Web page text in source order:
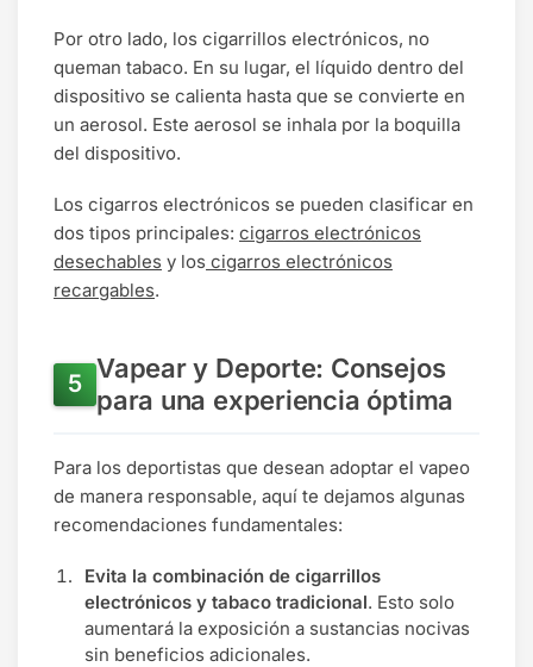
Por otro lado, los cigarrillos electrónicos, no
queman tabaco. En su lugar, el líquido dentro del
dispositivo se calienta hasta que se convierte en
un aerosol. Este aerosol se inhala por la boquilla
del dispositivo.
Los cigarros electrónicos se pueden clasificar en
dos tipos principales: cigarros electrónicos
desechables y los cigarros electrónicos
recargables.
Vapear y Deporte: Consejos
para una experiencia óptima
Para los deportistas que desean adoptar el vapeo
de manera responsable, aquí te dejamos algunas
recomendaciones fundamentales:
Evita la combinación de cigarrillos
electrónicos y tabaco tradicional. Esto solo
aumentará la exposición a sustancias nocivas
sin beneficios adicionales.